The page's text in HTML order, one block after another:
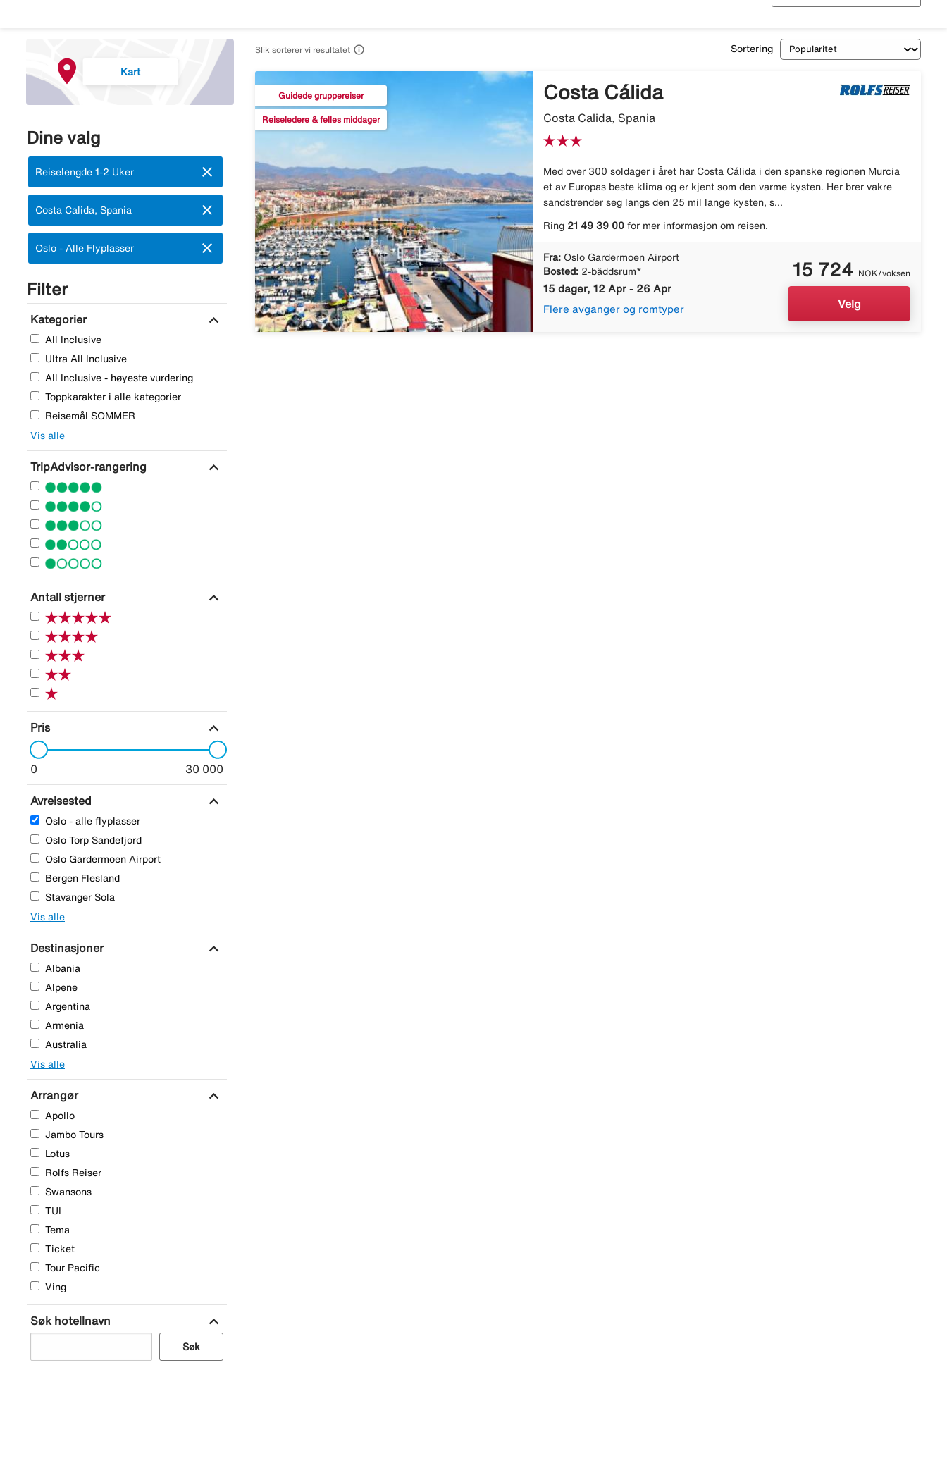
Kart
Dine valg
Fjern:
Reiselengde 1-2 Uker close
Fjern:
Costa Calida, Spania close
Fjern:
Oslo - Alle Flyplasser close
Filter
Kategorier expand_more
All Inclusive
Ultra All Inclusive
All Inclusive - høyeste vurdering
Toppkarakter i alle kategorier
Reisemål SOMMER
Vis alle
TripAdvisor-rangering expand_more
Antall stjerner expand_more
Pris expand_more
0 30 000
Avreisested expand_more
Oslo - alle flyplasser
Oslo Torp Sandefjord
Oslo Gardermoen Airport
Bergen Flesland
Stavanger Sola
Vis alle
Destinasjoner expand_more
Albania
Alpene
Argentina
Armenia
Australia
Vis alle
Arrangør expand_more
Apollo
Jambo Tours
Lotus
Rolfs Reiser
Swansons
TUI
Tema
Ticket
Tour Pacific
Ving
Søk hotellnavn expand_more
Søk
Slik sorterer vi resultatet  Sortering
Guidede gruppereiser
Reiseledere & felles middager
Costa Cálida
Costa Calida, Spania
Med over 300 soldager i året har Costa Cálida i den spanske regionen Murcia
et av Europas beste klima og er kjent som den varme kysten. Her brer vakre
sandstrender seg langs den 25 mil lange kysten, s...
Ring 21 49 39 00for mer informasjon om reisen.
Fra: Oslo Gardermoen Airport
Bosted: 2-bäddsrum*
15 dager, 12 Apr - 26 Apr
Flere avganger og romtyper
15 724 NOK/voksen
Velg